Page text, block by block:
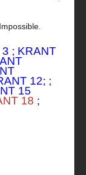
3 ; KRANT
12; ;
15
18 ;